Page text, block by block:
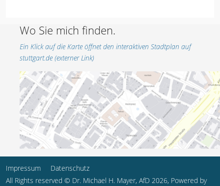
Wo Sie mich finden.
Ein Klick auf die Karte öffnet den interaktiven Stadtplan auf
stuttgart.de (externer Link)
Impressum
Datenschutz
All Rights reserved © Dr. Michael H. Mayer, AfD 2026, Powered by